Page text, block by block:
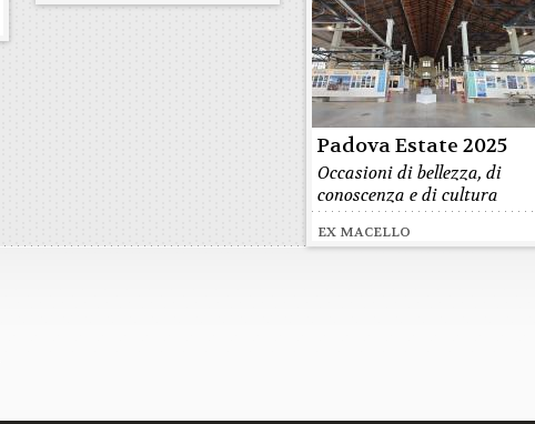
Padova Estate 2025
Occasioni di bellezza, di
conoscenza e di cultura
EX MACELLO